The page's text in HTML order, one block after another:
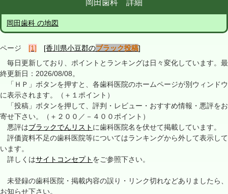
岡田歯科 詳細
岡田歯科 の地図
ページ [1] [香川県小豆郡のブラック投稿]
毎日更新しており、ポイントとランキングは日々変化しています。最
終更新日：2026/08/08。
「ＨＰ」ボタンを押すと、各歯科医院のホームページが別ウィンドウ
に表示されます。（＋１ポイント）
「投稿」ボタンを押して、評判・レビュー・おすすめ情報・悪評をお
寄せ下さい。（＋２００／－４００ポイント）
悪評はブラックでんリスト に歯科医院名を伏せて掲載しています。
評価資料不足の歯科医院等についてはランキングから外して表示して
います。
詳しくはサイトコンセプト をご参照下さい。
未登録の歯科医院・掲載内容の誤り・リンク切れなどありましたら、
お知らせ下さい。